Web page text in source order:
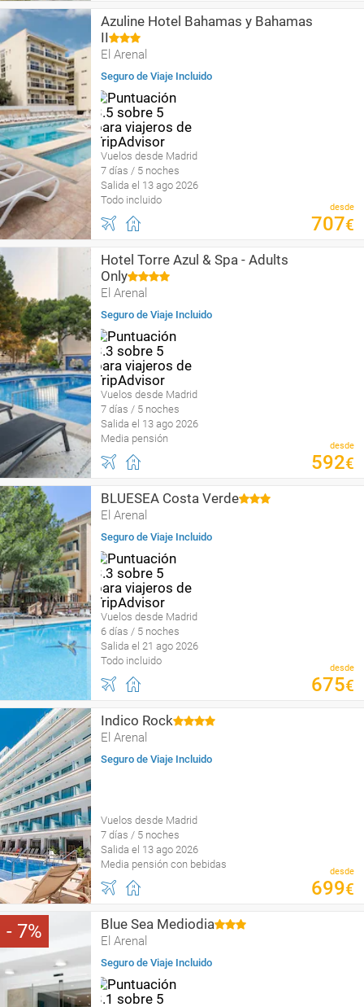
Azuline Hotel Bahamas y Bahamas
II
El Arenal
Seguro de Viaje Incluido
Vuelos desde Madrid
7 días / 5 noches
Salida el 13 ago 2026
Todo incluido
desde
707€
Hotel Torre Azul & Spa - Adults
Only
El Arenal
Seguro de Viaje Incluido
Vuelos desde Madrid
7 días / 5 noches
Salida el 13 ago 2026
Media pensión
desde
592€
BLUESEA Costa Verde
El Arenal
Seguro de Viaje Incluido
Vuelos desde Madrid
6 días / 5 noches
Salida el 21 ago 2026
Todo incluido
desde
675€
Indico Rock
El Arenal
Seguro de Viaje Incluido
Vuelos desde Madrid
7 días / 5 noches
Salida el 13 ago 2026
Media pensión con bebidas
desde
699€
7 Blue Sea Mediodia
El Arenal
Seguro de Viaje Incluido